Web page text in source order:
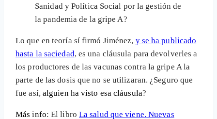
Sanidad y Política Social por la gestión de
la pandemia de la gripe A?
Lo que en teoría sí firmó Jiménez, y se ha publicado
hasta la saciedad, es una cláusula para devolverles a
los productores de las vacunas contra la gripe A la
parte de las dosis que no se utilizaran. ¿Seguro que
fue así, alguien ha visto esa cláusula?
Más info: El libro La salud que viene. Nuevas